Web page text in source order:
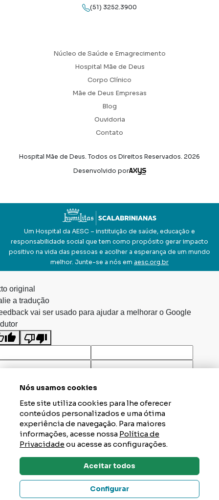
(51) 3252.3900
Núcleo de Saúde e Emagrecimento
Hospital Mãe de Deus
Corpo Clínico
Mãe de Deus Empresas
Blog
Ouvidoria
Contato
Hospital Mãe de Deus. Todos os Direitos Reservados. 2026
Desenvolvido por
Axysweb
Um Hospital da AESC – instituição de saúde, educação e
responsabilidade social que tem como propósito gerar impacto
positivo na vida das pessoas e acolher a esperança de um mundo
melhor. Junte-se a nós em aesc.org.br
Dúvidas? Tire Aqui
Nós usamos cookies
Este site utiliza cookies para lhe oferecer
conteúdos personalizados e uma ótima
experiência de navegação. Para maiores
informações, acesse nossa Política de
Privacidadeou acesse as configurações.
Aceitar todos
Configurar
original
a tradução
vai ser usado para ajudar a melhorar o Google